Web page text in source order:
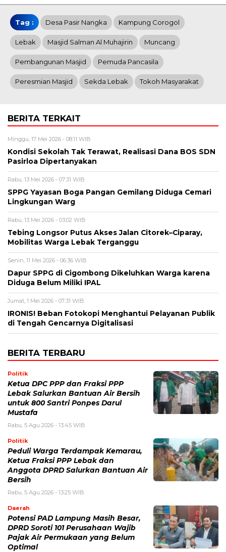
Tag : Desa Pasir Nangka Kampung Corogol
Lebak Masjid Salman Al Muhajirin Muncang
Pembangunan Masjid Pemuda Pancasila
Peresmian Masjid Sekda Lebak Tokoh Masyarakat
BERITA TERKAIT
Minggu, 17 Mei 2026 - 08:11 WIB
Kondisi Sekolah Tak Terawat, Realisasi Dana BOS SDN
Pasirloa Dipertanyakan
Rabu, 13 Mei 2026 - 07:31 WIB
SPPG Yayasan Boga Pangan Gemilang Diduga Cemari
Lingkungan Warg
Rabu, 13 Mei 2026 - 03:02 WIB
Tebing Longsor Putus Akses Jalan Citorek–Ciparay,
Mobilitas Warga Lebak Terganggu
Senin, 11 Mei 2026 - 06:36 WIB
Dapur SPPG di Cigombong Dikeluhkan Warga karena
Diduga Belum Miliki IPAL
Jumat, 1 Mei 2026 - 07:31 WIB
IRONIS! Beban Fotokopi Menghantui Pelayanan Publik
di Tengah Gencarnya Digitalisasi
BERITA TERBARU
Politik
Ketua DPC PPP dan Fraksi PPP
Lebak Salurkan Bantuan Air Bersih
untuk 800 Santri Ponpes Darul
Mustafa
Rabu, 5 Agu 2026 - 13:45 WIB
Politik
Peduli Warga Terdampak Kemarau,
Ketua Fraksi PPP Lebak dan
Anggota DPRD Salurkan Bantuan Air
Bersih
Rabu, 5 Agu 2026 - 13:25 WIB
Daerah
Potensi PAD Lampung Masih Besar,
DPRD Soroti 101 Perusahaan Wajib
Pajak Air Permukaan yang Belum
Optimal